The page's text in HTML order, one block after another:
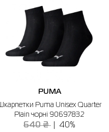
PUMA
Шкарпетки Puma Unisex Quarter
Plain чорні 90697832
640 ₴ 40%